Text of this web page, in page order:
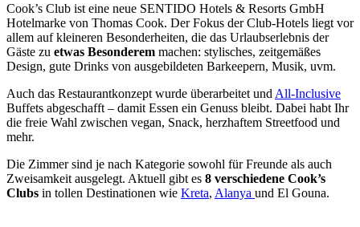
Cook’s Club ist eine neue SENTIDO Hotels & Resorts GmbH
Hotelmarke von Thomas Cook. Der Fokus der Club-Hotels liegt vor
allem auf kleineren Besonderheiten, die das Urlaubserlebnis der
Gäste zu etwas Besonderem machen: stylisches, zeitgemäßes
Design, gute Drinks von ausgebildeten Barkeepern, Musik, uvm.
Auch das Restaurantkonzept wurde überarbeitet und All-Inclusive
Buffets abgeschafft – damit Essen ein Genuss bleibt. Dabei habt Ihr
die freie Wahl zwischen vegan, Snack, herzhaftem Streetfood und
mehr.
Die Zimmer sind je nach Kategorie sowohl für Freunde als auch
Zweisamkeit ausgelegt. Aktuell gibt es 8 verschiedene Cook’s
Clubs in tollen Destinationen wie Kreta, Alanya und El Gouna.